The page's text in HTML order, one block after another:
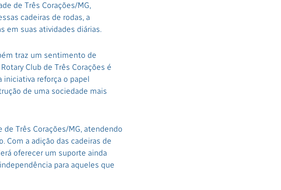
de Três Corações/MG,
cadeiras de rodas, a
em suas atividades diárias.
traz um sentimento de
Club de Três Corações é
iniciativa reforça o papel
de uma sociedade mais
Três Corações/MG, atendendo
Com a adição das cadeiras de
oferecer um suporte ainda
para aqueles que